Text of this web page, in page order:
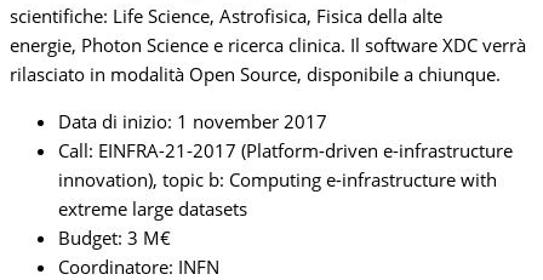
scientifiche: Life Science, Astrofisica, Fisica della alte
energie, Photon Science e ricerca clinica. Il software XDC verrà
rilasciato in modalità Open Source, disponibile a chiunque.
Data di inizio: 1 november 2017
Call: EINFRA-21-2017 (Platform-driven e-infrastructure
innovation), topic b: Computing e-infrastructure with
extreme large datasets
Budget: 3 M€
Coordinatore: INFN